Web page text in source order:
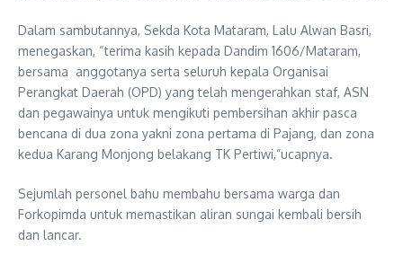
Dalam sambutannya, Sekda Kota Mataram, Lalu Alwan Basri,
menegaskan, “terima kasih kepada Dandim 1606/Mataram,
bersama anggotanya serta seluruh kepala Organisai
Perangkat Daerah (OPD) yang telah mengerahkan staf, ASN
dan pegawainya untuk mengikuti pembersihan akhir pasca
bencana di dua zona yakni zona pertama di Pajang, dan zona
kedua Karang Monjong belakang TK Pertiwi,”ucapnya.
Sejumlah personel bahu membahu bersama warga dan
Forkopimda untuk memastikan aliran sungai kembali bersih
dan lancar.